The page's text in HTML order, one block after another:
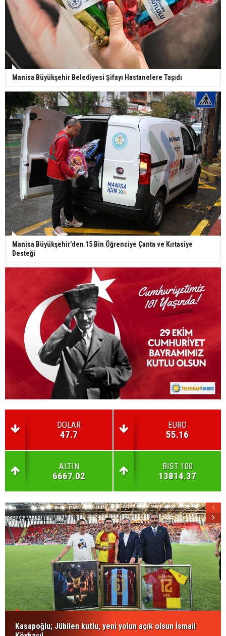
Manisa Büyükşehir Belediyesi Şifayı Hastanelere Taşıdı
Manisa Büyükşehir’den 15 Bin Öğrenciye Çanta ve Kırtasiye
Desteği
DOLAR
47.7
EURO
55.16
ALTIN
6667.02
BIST 100
13814.37
Kasapoğlu; Jübilen kutlu, yeni yolun açık olsun İsmail